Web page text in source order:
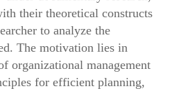
their theoretical constructs
to analyze the
The motivation lies in
organizational management
for efficient planning,